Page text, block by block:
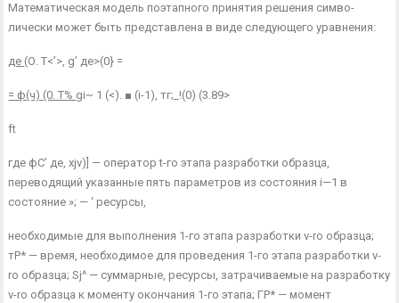
Математическая модель поэтапного принятия решения симво­
лически может быть представлена в виде следующего уравнения:
де (О. Т<’>, g’ де>(0} =
= ф(ч) (0. Т% gi~ 1 (<). ■ (і-1), тг;_!(0) (3.89>
ft
где фС’ де, xjv)] — оператор t-го этапа разработки образца,
переводящий указанные пять параметров из состояния і—1 в
состояние »; — ‘ ресурсы,
необходимые для выполнения 1-го этапа разработки v-ro образца;
тР* — вре­мя, необходимое для проведения 1-го этапа разработки v-
ro образца; Sj^ — суммарные, ресурсы, затрачиваемые на разработку
v-ro образца к моменту окон­чания 1-го этапа; ГР* — момент